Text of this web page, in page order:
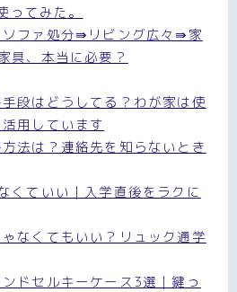
てみた。
ソファ処分⇛リビング広々⇛家
具、本当に必要？
段はどうしてる？わが家は使
用しています
法は？連絡先を知らないとき
くていい｜入学直後をラクに
なくてもいい？リュック通学
ドセルキーケース3選｜鍵っ